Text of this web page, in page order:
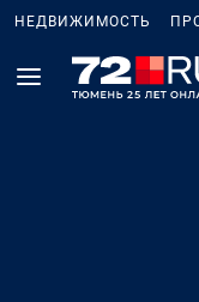
НЕДВИЖИМОСТЬ